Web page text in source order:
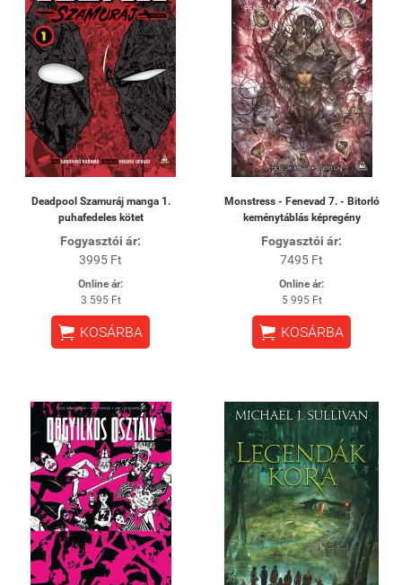
Deadpool Szamuráj manga 1.
puhafedeles kötet
Fogyasztói ár:
3995 Ft
Online ár:
3 595 Ft
 KOSÁRBA
Monstress - Fenevad 7. - Bitorló
keménytáblás képregény
Fogyasztói ár:
7495 Ft
Online ár:
5 995 Ft
 KOSÁRBA